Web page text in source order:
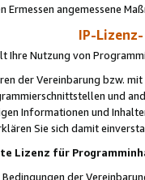
Ermessen angemessene
IP-
Ihre Nutzung von
der Vereinbarung bzw.
und
Informationen und
Sie sich damit
Lizenz für
der